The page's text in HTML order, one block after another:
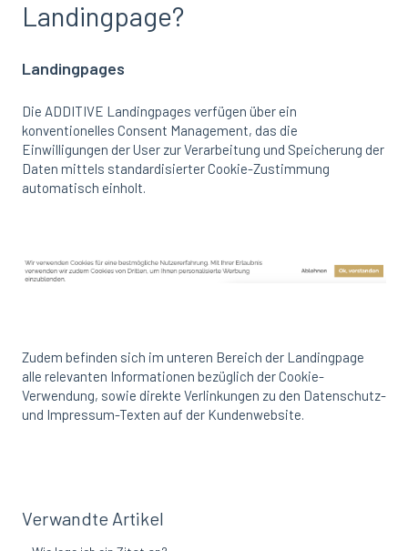
Landingpage?
Landingpages
Die ADDITIVE Landingpages verfügen über ein
konventionelles Consent Management, das die
Einwilligungen der User zur Verarbeitung und Speicherung der
Daten mittels standardisierter Cookie-Zustimmung
automatisch einholt.
Zudem befinden sich im unteren Bereich der Landingpage
alle relevanten Informationen bezüglich der Cookie-
Verwendung, sowie direkte Verlinkungen zu den Datenschutz-
und Impressum-Texten auf der Kundenwebsite.
Verwandte Artikel